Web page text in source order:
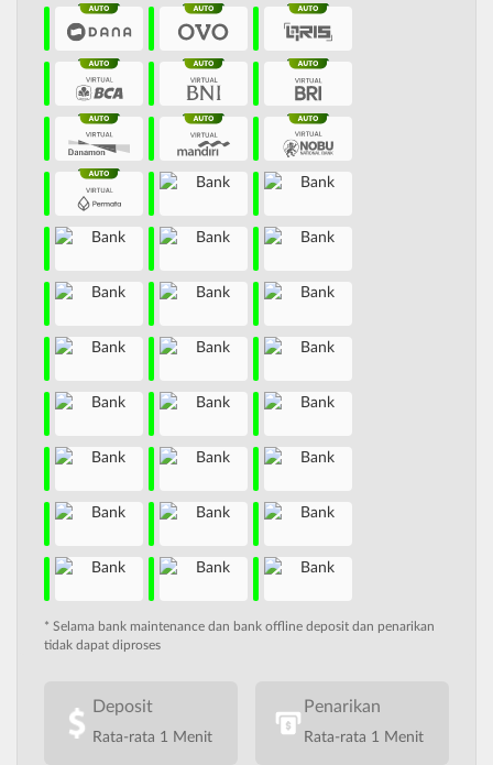
* Selama bank maintenance dan bank offline deposit dan penarikan
tidak dapat diproses
Deposit
Rata-rata 1 Menit
Penarikan
Rata-rata 1 Menit